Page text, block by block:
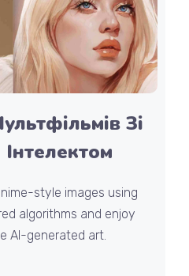
Зі
style images using
algorithms and enjoy
AI-generated art.